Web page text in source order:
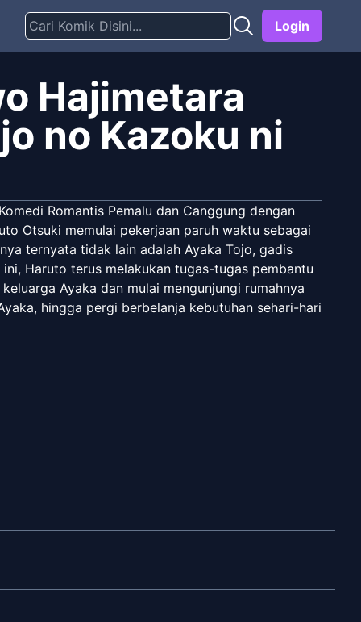
Login
Hajimetara
no Kazoku ni
Romantis Pemalu dan Canggung dengan
Otsuki memulai pekerjaan paruh waktu sebagai
ternyata tidak lain adalah Ayaka Tojo, gadis
Haruto terus melakukan tugas-tugas pembantu
Ayaka dan mulai mengunjungi rumahnya
hingga pergi berbelanja kebutuhan sehari-hari
film malu-malu seperti sepasang kekasih muda,
ini di luar sekolah. Komedi romantis yang
di sekolah dan seorang pria yang diam-diam